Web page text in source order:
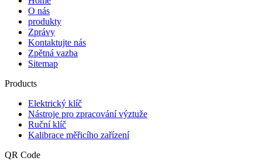
O nás
produkty
Zprávy
Kontaktujte nás
Zpětná vazba
Sitemap
Products
Elektrický klíč
Nástroje pro zpracování výztuže
Ruční klíč
Kalibrace měřicího zařízení
QR Code